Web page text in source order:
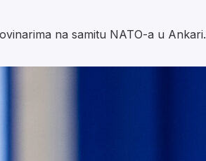
na samitu NATO-a u Ankari.